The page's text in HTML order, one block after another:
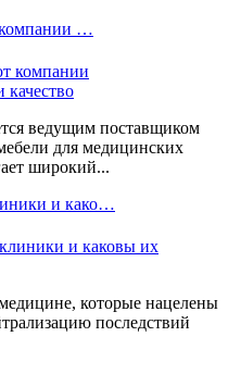
компании …
ведущим поставщиком
для медицинских
широкий...
и како…
которые нацелены
последствий